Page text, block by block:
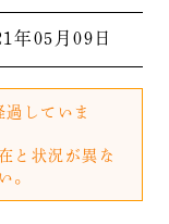
年05月09日
していま
と状況が異な
。